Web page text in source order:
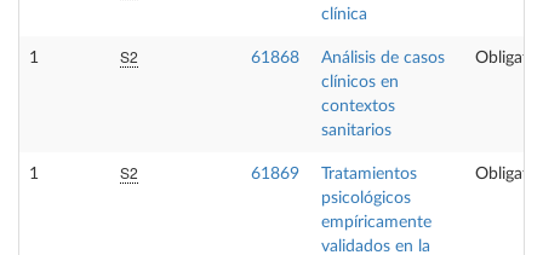
clínica
1 S2 61868
Análisis de casos
clínicos en
contextos
sanitarios
1 S2 61869
Tratamientos
psicológicos
empíricamente
validados en la